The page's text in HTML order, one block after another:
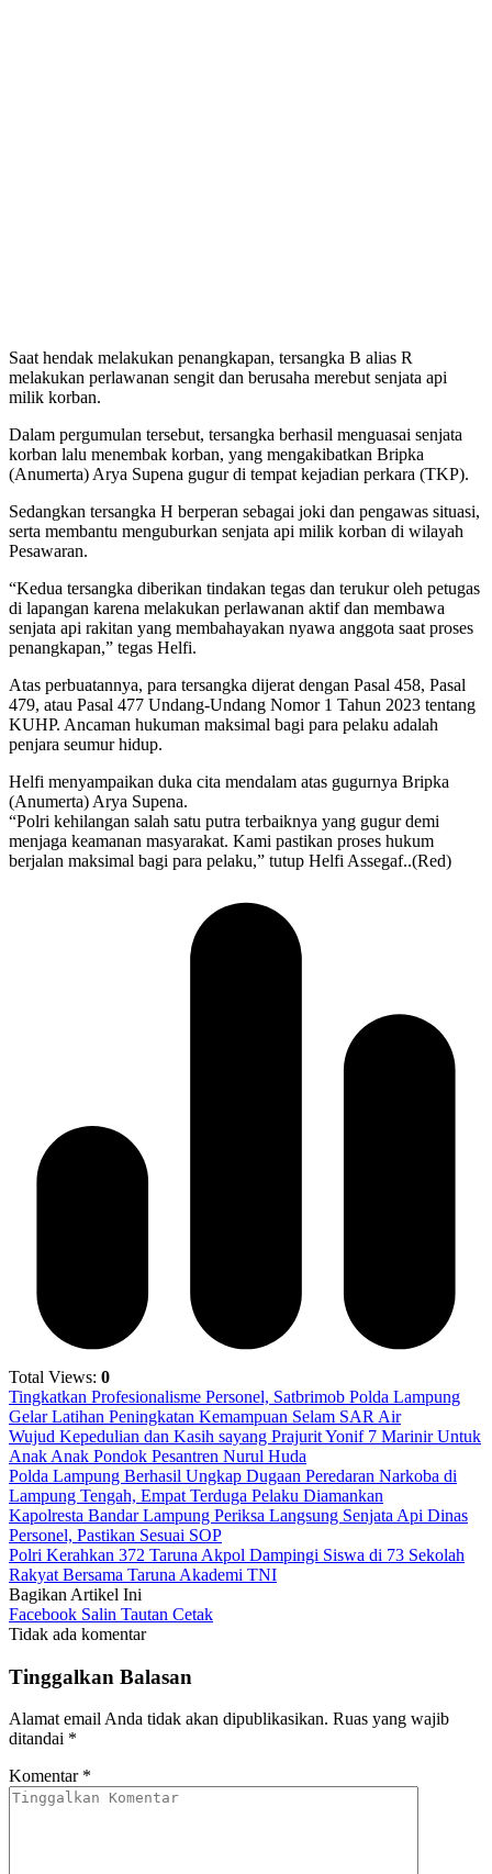
Saat hendak melakukan penangkapan, tersangka B alias R
melakukan perlawanan sengit dan berusaha merebut senjata api
milik korban.
Dalam pergumulan tersebut, tersangka berhasil menguasai senjata
korban lalu menembak korban, yang mengakibatkan Bripka
(Anumerta) Arya Supena gugur di tempat kejadian perkara (TKP).
Sedangkan tersangka H berperan sebagai joki dan pengawas situasi,
serta membantu menguburkan senjata api milik korban di wilayah
Pesawaran.
“Kedua tersangka diberikan tindakan tegas dan terukur oleh petugas
di lapangan karena melakukan perlawanan aktif dan membawa
senjata api rakitan yang membahayakan nyawa anggota saat proses
penangkapan,” tegas Helfi.
Atas perbuatannya, para tersangka dijerat dengan Pasal 458, Pasal
479, atau Pasal 477 Undang-Undang Nomor 1 Tahun 2023 tentang
KUHP. Ancaman hukuman maksimal bagi para pelaku adalah
penjara seumur hidup.
Helfi menyampaikan duka cita mendalam atas gugurnya Bripka
(Anumerta) Arya Supena.
“Polri kehilangan salah satu putra terbaiknya yang gugur demi
menjaga keamanan masyarakat. Kami pastikan proses hukum
berjalan maksimal bagi para pelaku,” tutup Helfi Assegaf..(Red)
Total Views: 0
Tingkatkan Profesionalisme Personel, Satbrimob Polda Lampung
Gelar Latihan Peningkatan Kemampuan Selam SAR Air
Wujud Kepedulian dan Kasih sayang Prajurit Yonif 7 Marinir Untuk
Anak Anak Pondok Pesantren Nurul Huda
Polda Lampung Berhasil Ungkap Dugaan Peredaran Narkoba di
Lampung Tengah, Empat Terduga Pelaku Diamankan
Kapolresta Bandar Lampung Periksa Langsung Senjata Api Dinas
Personel, Pastikan Sesuai SOP
Polri Kerahkan 372 Taruna Akpol Dampingi Siswa di 73 Sekolah
Rakyat Bersama Taruna Akademi TNI
Bagikan Artikel Ini
Facebook Salin Tautan Cetak
Tidak ada komentar
Tinggalkan Balasan
Alamat email Anda tidak akan dipublikasikan. Ruas yang wajib
ditandai *
Komentar *